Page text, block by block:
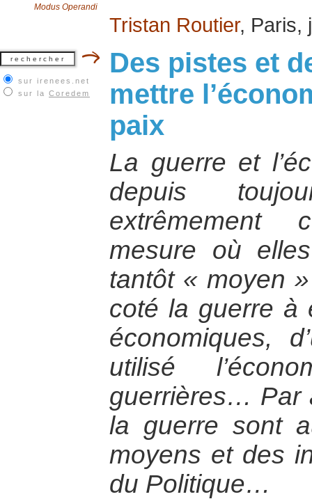
Modus Operandi
sur irenees.net
sur la Coredem
Tristan Routier, Paris,
Des pistes et
mettre
paix
La guerre et
depuis
extrêmement
mesure où
tantôt « moyen »
coté la guerre à
économiques,
utilisé
guerrières… Par
la guerre sont
moyens et des
du Politique…